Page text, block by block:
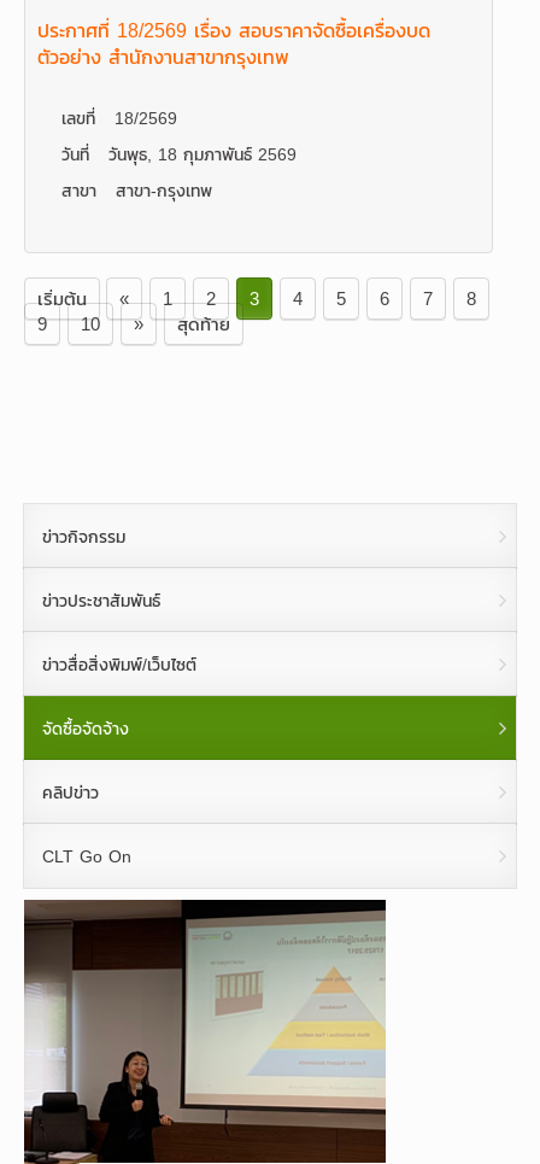
ประกาศที่ 18/2569 เรื่อง สอบราคาจัดซื้อเครื่องบด
ตัวอย่าง สำนักงานสาขากรุงเทพ
เลขที่
18/2569
วันที่
วันพุธ, 18 กุมภาพันธ์ 2569
สาขา
สาขา-กรุงเทพ
เริ่มต้น « 1 2 3 4 5 6 7
8
9
10 » สุดท้าย
ข่าวกิจกรรม
ข่าวประชาสัมพันธ์
ข่าวสื่อสิ่งพิมพ์/เว็บไซต์
จัดซื้อจัดจ้าง
คลิปข่าว
CLT Go On